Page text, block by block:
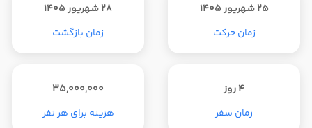
25 شهریور 1405
زمان حرکت
28 شهریور 1405
زمان بازگشت
4 روز
زمان سفر
35,000,000
هزینه برای هر نفر